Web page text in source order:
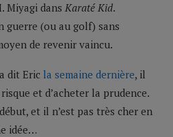
Miyagi dans Karaté Kid.
guerre (ou au golf) sans
de revenir vaincu.
dit Eric la semaine dernière, il
et d’acheter la prudence.
et il n’est pas très cher en
idée…